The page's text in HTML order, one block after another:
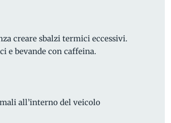
creare sbalzi termici eccessivi.
e bevande con caffeina.
all’interno del veicolo